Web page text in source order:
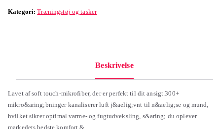
Kategori:Træningstøj og tasker
Beskrivelse
Lavet af soft touch-mikrofiber, der er perfekt til dit ansigt.300+
mikro&aring;bninger kanaliserer luft j&aelig;vnt til n&aelig;se og mund,
hvilket sikrer optimal varme- og fugtudveksling, s&aring; du oplever
markedets bedste komfort.&